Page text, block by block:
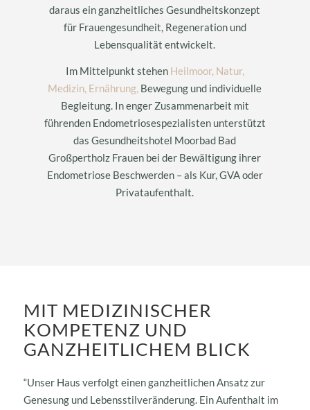
daraus ein ganzheitliches Gesundheitskonzept
für Frauengesundheit, Regeneration und
Lebensqualität entwickelt.
Im Mittelpunkt stehen Heilmoor, Natur,
Medizin, Ernährung, Bewegung und individuelle
Begleitung. In enger Zusammenarbeit mit
führenden Endometriosespezialisten unterstützt
das Gesundheitshotel Moorbad Bad
Großpertholz Frauen bei der Bewältigung ihrer
Endometriose Beschwerden – als Kur, GVA oder
Privataufenthalt.
MIT MEDIZINISCHER
KOMPETENZ UND
GANZHEITLICHEM BLICK
“Unser Haus verfolgt einen ganzheitlichen Ansatz zur
Genesung und Lebensstilveränderung. Ein Aufenthalt im